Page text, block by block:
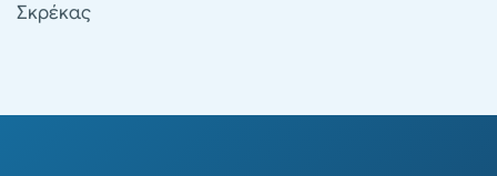
Σκρέκας